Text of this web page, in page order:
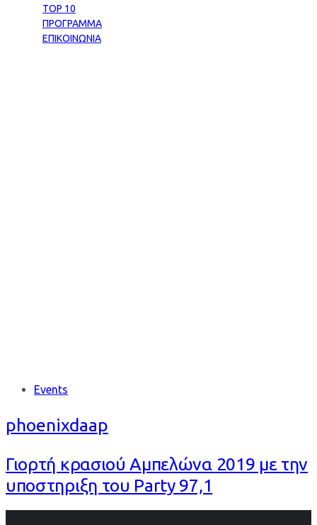
TOP 10
ΠΡΟΓΡΑΜΜΑ
ΕΠΙΚΟΙΝΩΝΙΑ
Tags Events
phoenixdaap
Γιορτή κρασιού Αμπελώνα 2019 με την
υποστηριξη του Party 97,1